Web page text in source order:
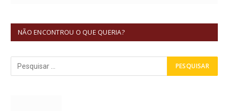
NÃO ENCONTROU O QUE QUERIA?